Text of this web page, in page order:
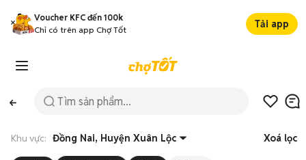
Voucher KFC đến 100k
Chỉ có trên app Chợ Tốt
Tải app
Khu vực: Đồng Nai, Huyện Xuân Lộc Xoá lọc